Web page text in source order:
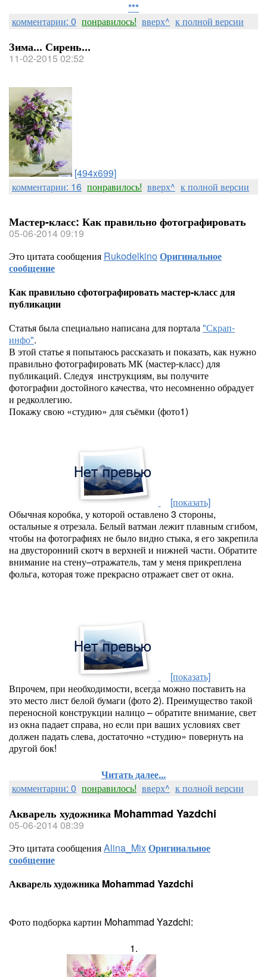
***
комментарии: 0 понравилось! вверх^ к полной версии
Зима... Сирень...
11-02-2015 02:52
[494x699]
комментарии: 16 понравилось! вверх^ к полной версии
Мастер-класс: Как правильно фотографировать
05-06-2014 09:19
Это цитата сообщения RukodelkinoОригинальное
сообщение
Как правильно сфотографировать мастер-класс для
публикации
Статья была специально написана для портала"Скрап-
инфо".
В этой статье я попытаюсь рассказать и показать, как нужно
правильно фотографировать МК (мастер-класс) для
публикаций. Следуя инструкциям, вы получите
фотографии достойного качества, что несомненно обрадует
и редколлегию.
Покажу свою «студию» для съёмки (фото1)
[показать]
Обычная коробка, у которой оставлено 3 стороны,
остальные я отрезала. Белый ватман лежит плавным сгибом,
чтобы на фотографиях не было видно стыка, я его закрепила
на двусторонний скотч в верхней и нижней части. Обратите
внимание на стену–отражатель, там у меня прикреплена
фольга, которая тоже прекрасно отражает свет от окна.
[показать]
Впрочем, при необходимости, всегда можно поставить на
это место лист белой бумаги (фото 2). Преимущество такой
переносной конструкции налицо – обратите внимание, свет
из окна падает справа, но если при ваших условиях свет
должен падать слева, достаточно «студию» повернуть на
другой бок!
Читать далее...
комментарии: 0 понравилось! вверх^ к полной версии
Акварель художника Mohammad Yazdchi
05-06-2014 08:39
Это цитата сообщенияAlina_MixОригинальное
сообщение
Акварель художника Mohammad Yazdchi
Фото подборка картин Mohammad Yazdchi:
1.